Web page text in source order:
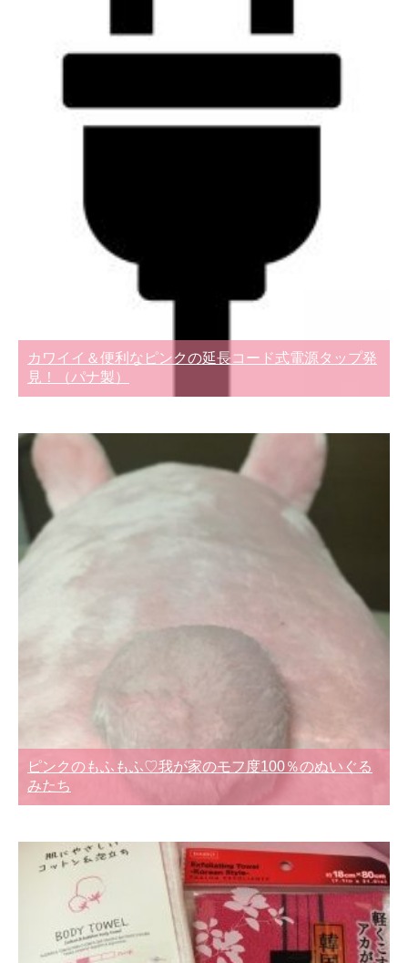
カワイイ＆便利なピンクの延長コード式電源タップ発
見！（パナ製）
ピンクのもふもふ♡我が家のモフ度100％のぬいぐる
みたち